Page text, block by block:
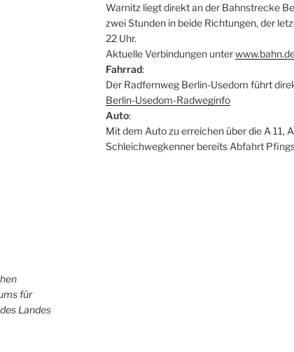
für
Landes
Warnitz liegt direkt an der Bahnstrecke
zwei Stunden in beide Richtungen, der
22 Uhr.
Aktuelle Verbindungen unter
Fahrrad:
Der Radfernweg Berlin-Usedom führt
Berlin-Usedom-Radweginfo
Auto:
Mit dem Auto zu erreichen über die A 11,
Schleichwegkenner bereits Abfahrt